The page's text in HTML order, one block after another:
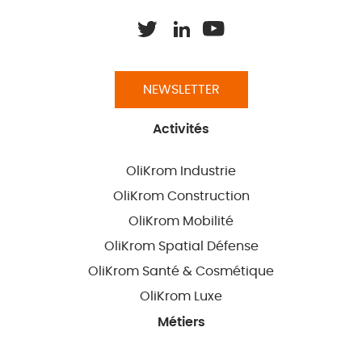
NEWSLETTER
Activités
OliKrom Industrie
OliKrom Construction
OliKrom Mobilité
OliKrom Spatial Défense
OliKrom Santé & Cosmétique
OliKrom Luxe
Métiers